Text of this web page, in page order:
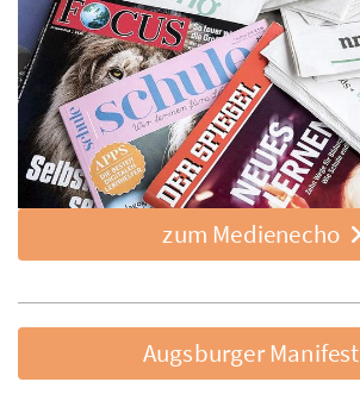
zum Medienecho
Augsburger Manifest